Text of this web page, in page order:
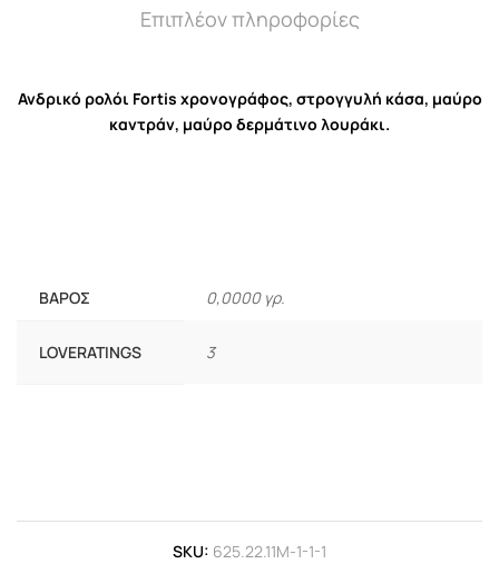
Επιπλέον πληροφορίες
Ανδρικό ρολόι Fortis χρονογράφος, στρογγυλή κάσα, μαύρο
καντράν, μαύρο δερμάτινο λουράκι.
ΒΆΡΟΣ 0,0000 γρ.
LOVERATINGS 3
SKU: 625.22.11Μ-1-1-1